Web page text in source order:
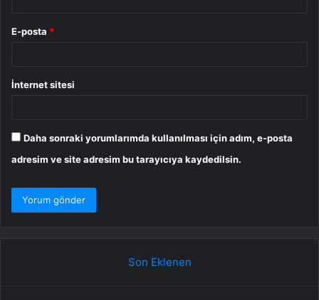
E-posta *
İnternet sitesi
Daha sonraki yorumlarımda kullanılması için adım, e-posta
adresim ve site adresim bu tarayıcıya kaydedilsin.
Son Eklenen